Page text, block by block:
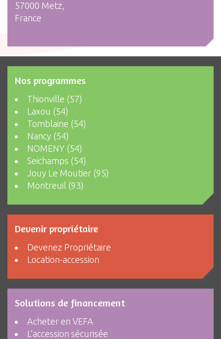
57000 Metz,
France
Nos programmes
Thionville (57)
Laxou (54)
Tomblaine (54)
Nancy (54)
NOMENY (54)
Seichamps (54)
Jouy Le Moutier (95)
Montreuil (93)
Devenir propriétaire
Devenez Propriétaire
Location-accession
Solutions de financement
Acheter en VEFA
L’accession sécurisée